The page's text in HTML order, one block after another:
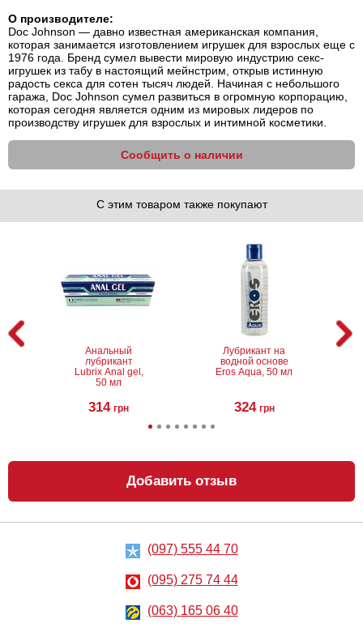
О производителе:
Doc Johnson — давно известная американская компания,
которая занимается изготовлением игрушек для взрослых еще с
1976 года. Бренд сумел вывести мировую индустрию секс-
игрушек из табу в настоящий мейнстрим, открыв истинную
радость секса для сотен тысяч людей. Начиная с небольшого
гаража, Doc Johnson сумел развиться в огромную корпорацию,
которая сегодня является одним из мировых лидеров по
производству игрушек для взрослых и интимной косметики.
Сообщить о наличии
С этим товаром также покупают
Анальный
лубрикант
Lubrix Anal gel,
50 мл
314 грн
Лубрикант на
водной основе
Eros Aqua, 50 мл
324 грн
Анальный
лубрикант на
водной основе
Just Glide Anal,
грн
Металлическая
пробка Slash, S
668
Добавить отзыв
(097) 555 44 70
(095) 275 74 44
(063) 165 06 40